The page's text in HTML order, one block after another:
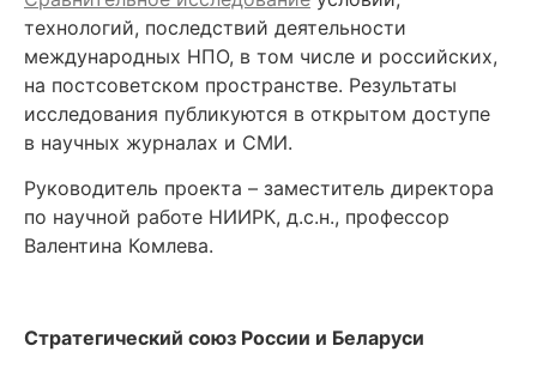
технологий, последствий деятельности
международных НПО, в том числе и российских,
на постсоветском пространстве. Результаты
исследования публикуются в открытом доступе
в научных журналах и СМИ.
Руководитель проекта – заместитель директора
по научной работе НИИРК, д.с.н., профессор
Валентина Комлева.
Стратегический союз России и Беларуси